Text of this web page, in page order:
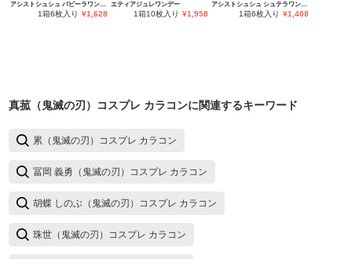
アシストシュシュ パピーラワンデー
1箱6枚入り ¥1,628
エティアジュレワンデー
1箱10枚入り ¥1,958
アシストシュシュ シュテラワンデー
1箱6枚入り ¥1,408
真菰（鬼滅の刃）コスプレ カラコンに関連するキーワード
累（鬼滅の刃）コスプレ カラコン
冨岡 義勇（鬼滅の刃）コスプレ カラコン
胡蝶 しのぶ（鬼滅の刃）コスプレ カラコン
珠世（鬼滅の刃）コスプレ カラコン